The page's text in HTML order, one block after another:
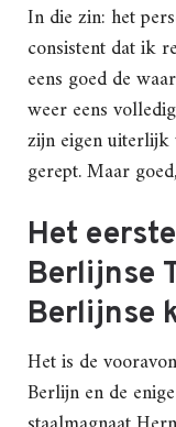
In die zin: het
consistent dat ik
eens goed de
weer eens
zijn eigen
gerept. Maar
Het
Berlijnse
Berlijnse
Het is de
Berlijn en de